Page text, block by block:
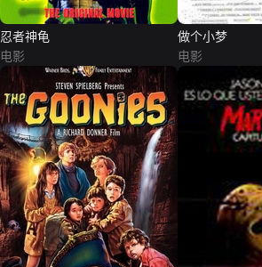
忍者神龟
电影
做个小梦
电影